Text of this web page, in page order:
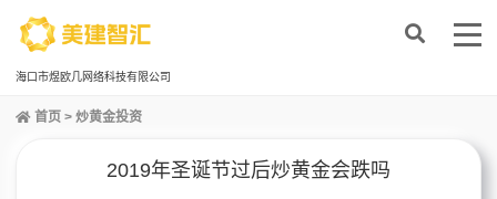
海口市煜欧几网络科技有限公司
首页 > 炒黄金投资
2019年圣诞节过后炒黄金会跌吗